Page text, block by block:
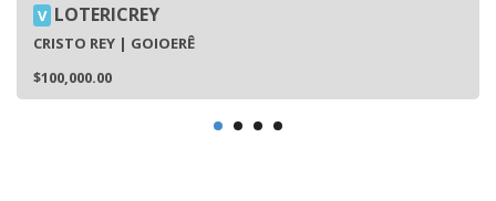
V LOTERICREY
CRISTO REY | GOIOERÊ
$100,000.00